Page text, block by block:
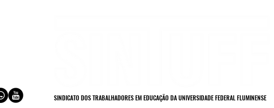
SINDICATO DOS TRABALHADORES EM EDUCAÇÃO DA UNIVERSIDADE FEDERAL FLUMINENSE